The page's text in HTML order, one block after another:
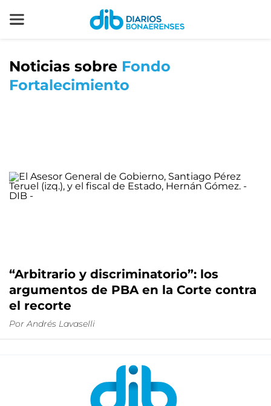
Noticias sobre Fondo
Fortalecimiento
“Arbitrario y discriminatorio”: los
argumentos de PBA en la Corte contra
el recorte
Por Andrés Lavaselli